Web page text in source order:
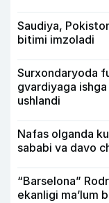
Saudiya,
bitimi imzoladi
Surxondaryoda
gvardiyaga
ushlandi
Nafas olganda
sababi va davo
“Barselona”
ekanligi ma’lum